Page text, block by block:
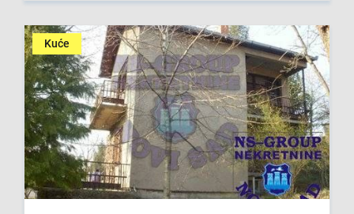
Kuće